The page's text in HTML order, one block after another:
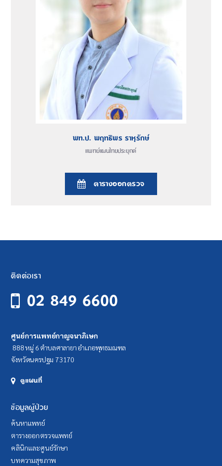
แพทย์แผนไทยประยุกต์
พท.ป. พฤทธิพร ราหุรักษ์
ตารางออกตรวจ
ติดต่อเรา
02 849 6600
ศูนย์การแพทย์กาญจนาภิเษก
888 หมู่ 6 ตำบลศาลายา อำเภอพุทธมณฑล
จังหวัดนครปฐม 73170
ดูแผนที่
ข้อมูลผู้ป่วย
ค้นหาแพทย์
ตารางออกตรวจแพทย์
คลินิกและศูนย์รักษา
บทความสุขภาพ